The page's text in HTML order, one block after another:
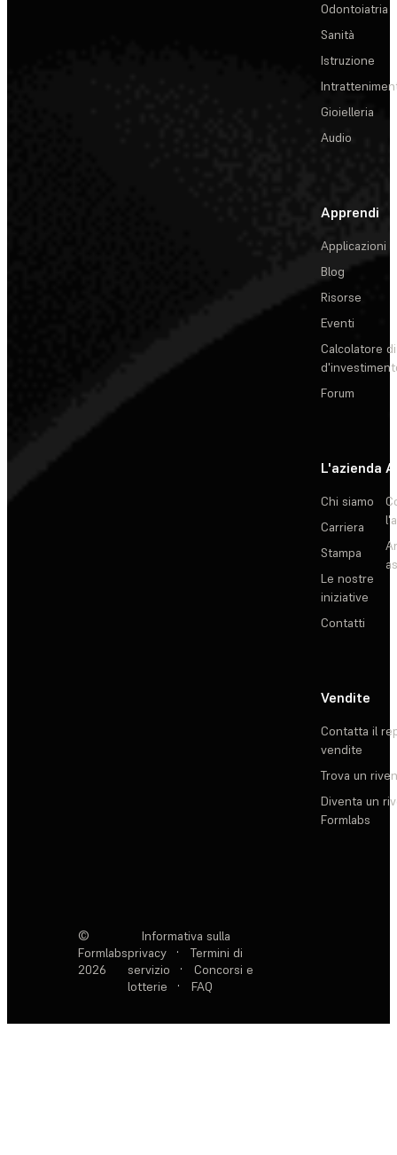
Odontoiatria
Sanità
Istruzione
Gioielleria
Audio
Apprendi
Applicazioni
Blog
Risorse
Eventi
Calcolatore
Forum
L'azienda
Chi siamo
Carriera
Stampa
Le nostre
iniziative
Contatti
Vendite
Contatta il
vendite
Trova un
Diventa un
Formlabs
©
Formlabs
2026
Informativa sulla
privacy
·
Termini di
servizio
·
Concorsi e
lotterie
· FAQ